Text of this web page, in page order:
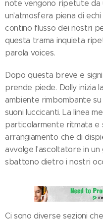
note vengono ripetute da
un'atmosfera piena di
contino flusso dei nostri
questa trama inquieta
parola voices.
Dopo questa breve e
prende piede. Dolly inizia
ambiente rimbombante
suoni luccicanti. La linea
particolarmente ritmata e
arrangiamento che di
avvolge l'ascoltatore in un
sbattono dietro i nostri
Ci sono diverse sezioni